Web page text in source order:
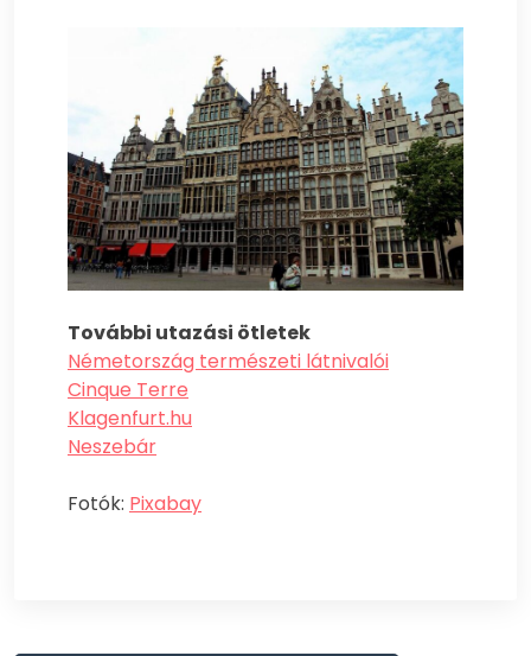
További utazási ötletek
Németország természeti látnivalói
Cinque Terre
Klagenfurt.hu
Neszebár
Fotók: Pixabay